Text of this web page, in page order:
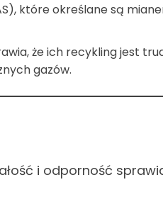
które określane są
że ich recykling jest
gazów.
i odporność